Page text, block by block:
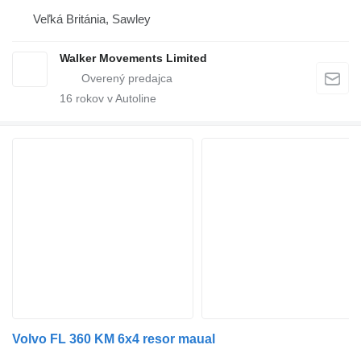
Veľká Británia, Sawley
Walker Movements Limited
16 rokov v Autoline
Volvo FL 360 KM 6x4 resor maual